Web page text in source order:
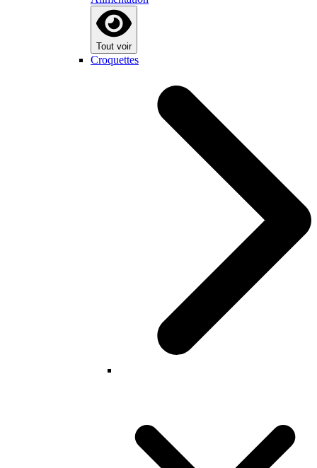
Tout voir
Croquettes